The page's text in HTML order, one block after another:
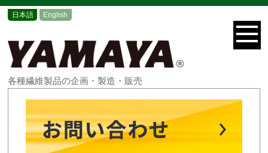
日本語 English
各種繊維製品の企画・製造・販売